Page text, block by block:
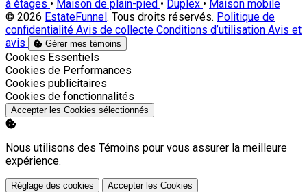
à étages • Maison de plain-pied • Duplex • Maison mobile
© 2026 EstateFunnel . Tous droits réservés. Politique de
confidentialité Avis de collecte Conditions d’utilisation Avis et
avis
Gérer mes témoins
Activer
Cookies Essentiels
Activer
Cookies de Performances
Activer
Cookies publicitaires
Activer
Cookies de fonctionnalités
Accepter les Cookies sélectionnés
Nous utilisons des Témoins pour vous assurer la meilleure
expérience.
Réglage des cookies Accepter les Cookies